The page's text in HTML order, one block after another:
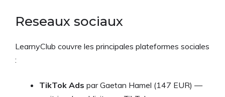
Reseaux sociaux
LearnyClub couvre les principales plateformes sociales
:
TikTok Ads par Gaetan Hamel (147 EUR) —